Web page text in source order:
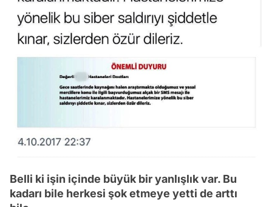
Belli ki işin içinde büyük bir yanlışlık var. Bu
kadarı bile herkesi şok etmeye yetti de arttı